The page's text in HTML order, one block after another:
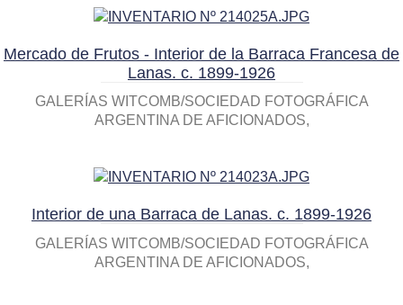
Mercado de Frutos - Interior de la Barraca Francesa de
Lanas. c. 1899-1926
GALERÍAS WITCOMB/SOCIEDAD FOTOGRÁFICA
ARGENTINA DE AFICIONADOS
Interior de una Barraca de Lanas. c. 1899-1926
GALERÍAS WITCOMB/SOCIEDAD FOTOGRÁFICA
ARGENTINA DE AFICIONADOS